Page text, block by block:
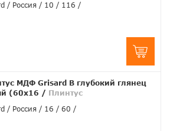
Россия 10 116
МДФ Grisard B глубокий глянец
(60x16 / Плинтус
Россия 16 60